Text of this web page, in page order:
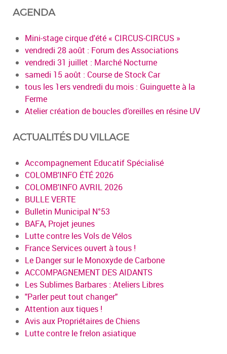
AGENDA
Mini-stage cirque d'été « CIRCUS-CIRCUS »
vendredi 28 août : Forum des Associations
vendredi 31 juillet : Marché Nocturne
samedi 15 août : Course de Stock Car
tous les 1ers vendredi du mois : Guinguette à la
Ferme
Atelier création de boucles d’oreilles en résine UV
ACTUALITÉS DU VILLAGE
Accompagnement Educatif Spécialisé
COLOMB'INFO ÉTÉ 2026
COLOMB'INFO AVRIL 2026
BULLE VERTE
Bulletin Municipal N°53
BAFA, Projet jeunes
Lutte contre les Vols de Vélos
France Services ouvert à tous !
Le Danger sur le Monoxyde de Carbone
ACCOMPAGNEMENT DES AIDANTS
Les Sublimes Barbares : Ateliers Libres
"Parler peut tout changer"
Attention aux tiques !
Avis aux Propriétaires de Chiens
Lutte contre le frelon asiatique